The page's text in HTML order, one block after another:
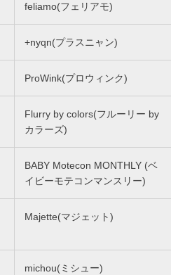
feliamo(フェリアモ)
+nyqn(プラスニャン)
ProWink(プロウィンク)
Flurry by colors(フルーリー by
カラーズ)
BABY Motecon MONTHLY (ベ
イビーモテコンマンスリー)
Majette(マジェット)
michou(ミシュー)